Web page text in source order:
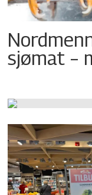
sjømat –